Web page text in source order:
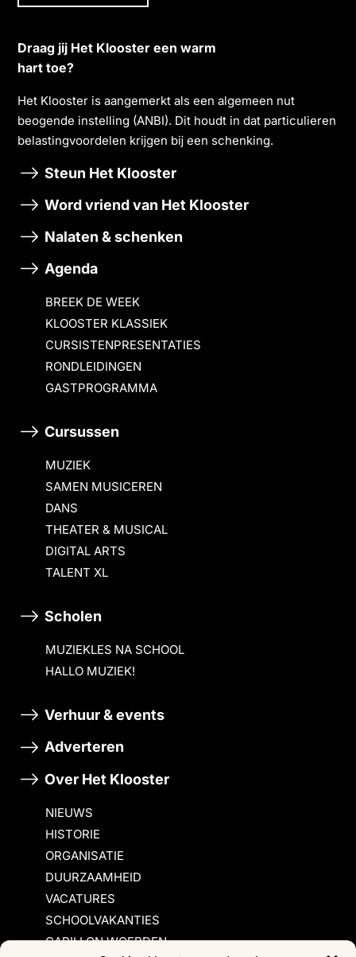
Draag jij Het Klooster een warm
hart toe?
Het Klooster is aangemerkt als een algemeen nut
beogende instelling (ANBI). Dit houdt in dat particulieren
belastingvoordelen krĳgen bĳ een schenking.
Steun Het Klooster
Word vriend van Het Klooster
Nalaten & schenken
Agenda
BREEK DE WEEK
KLOOSTER KLASSIEK
CURSISTENPRESENTATIES
RONDLEIDINGEN
GASTPROGRAMMA
Cursussen
MUZIEK
SAMEN MUSICEREN
DANS
THEATER & MUSICAL
DIGITAL ARTS
TALENT XL
Scholen
MUZIEKLES NA SCHOOL
HALLO MUZIEK!
Verhuur & events
Adverteren
Over Het Klooster
NIEUWS
HISTORIE
ORGANISATIE
DUURZAAMHEID
VACATURES
SCHOOLVAKANTIES
CARILLON WOERDEN